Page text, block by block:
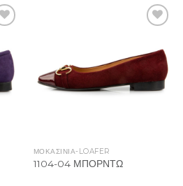
ΜΟΚΑΣΙΝΙΑ-LOAFER
1104-04 ΜΠΟΡΝΤΩ